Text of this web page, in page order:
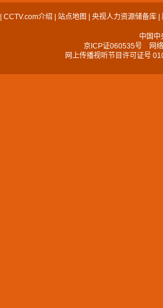
CCTV.com介绍 站点地图 央视人力资源储备库|
中国中
京ICP证060535号网络
网上传播视听节目许可证号